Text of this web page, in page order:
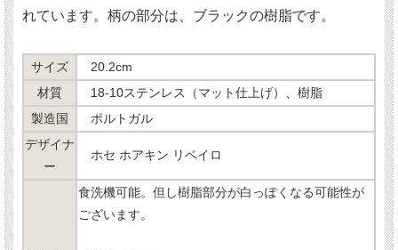
れています。柄の部分は、ブラックの樹脂です。
サイズ
20.2cm
材質
18-10ステンレス（マット仕上げ）、樹脂
製造国
ポルトガル
デザイナ
ー
ホセ ホアキン リベイロ
食洗機可能。但し樹脂部分が白っぽくなる可能性が
ございます。